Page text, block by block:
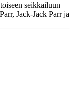
seikkailuun
Jack-Jack Parr ja